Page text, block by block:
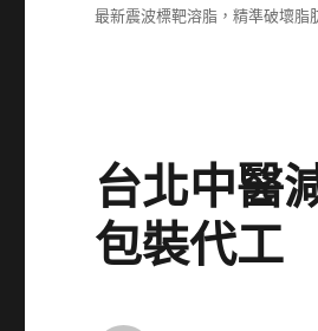
最新震波標靶溶脂，精準破壞脂
台北中醫
包裝代工